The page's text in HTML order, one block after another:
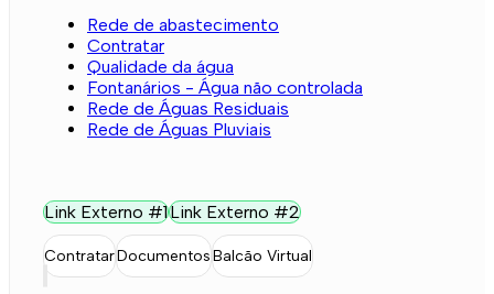
Rede de abastecimento
Contratar
Qualidade da água
Fontanários - Água não controlada
Rede de Águas Residuais
Rede de Águas Pluviais
Link Externo #1Link Externo #2
ContratarDocumentosBalcão Virtual